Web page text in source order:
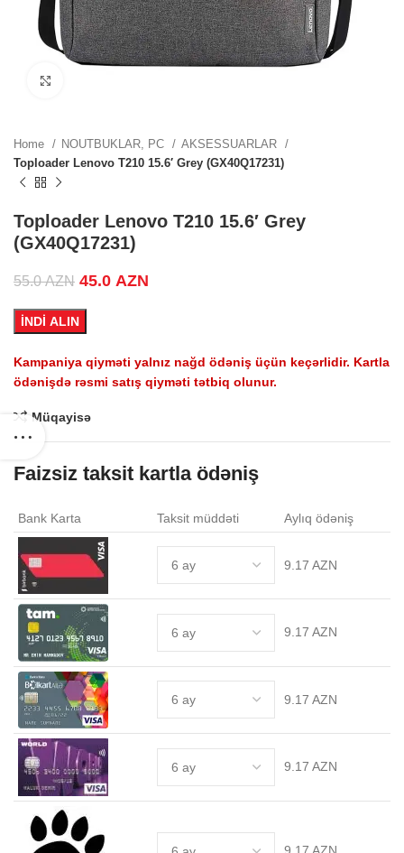
Home NOUTBUKLAR, PC
AKSESSUARLAR
Toploader Lenovo T210 15.6′ Grey (GX40Q17231)
Toploader Lenovo T210 15.6′ Grey
(GX40Q17231)
55.0AZN Original price was: 55.0 AZN.
45.0 AZN
İNDİ ALIN
Kampaniya qiyməti yalnız nağd ödəniş üçün keçərlidir. Kartla
ödənişdə rəsmi satış qiyməti tətbiq olunur.
Müqayisə
Faizsiz taksit kartla ödəniş
Bank Karta Taksit müddəti Aylıq ödəniş
9.17 AZN
9.17 AZN
9.17 AZN
9.17 AZN